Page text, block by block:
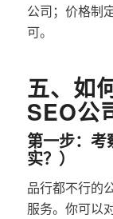
公司；价格制
可。
五、如
SEO公
第一步：考
实？）
品行都不行的
服务。你可以